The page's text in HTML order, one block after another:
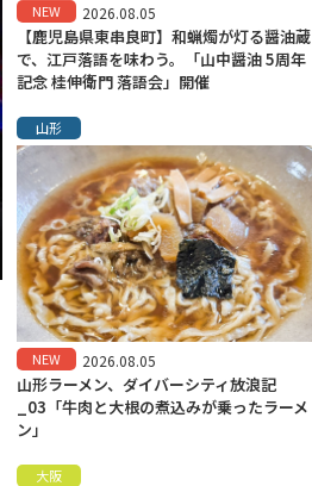
NEW 2026.08.05
【鹿児島県東串良町】和蝋燭が灯る醤油蔵
で、江戸落語を味わう。「山中醤油 5周年
記念 桂伸衛門 落語会」開催
山形
NEW 2026.08.05
山形ラーメン、ダイバーシティ放浪記
_03「牛肉と大根の煮込みが乗ったラーメ
ン」
大阪